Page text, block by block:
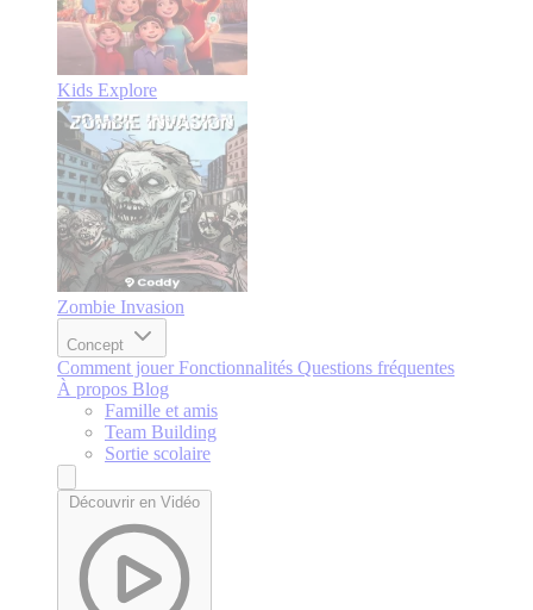
Kids Explore
Zombie Invasion
Concept
Comment jouer Fonctionnalités Questions fréquentes
À propos Blog
Famille et amis
Team Building
Sortie scolaire
Découvrir en Vidéo